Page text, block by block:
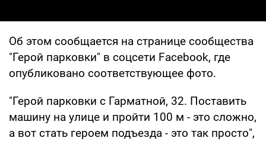
Об этом сообщается на странице сообщества
"Герой парковки" в соцсети Facebook, где
опубликовано соответствующее фото.
"Герой парковки с Гарматной, 32. Поставить
машину на улице и пройти 100 м - это сложно,
а вот стать героем подъезда - это так просто",